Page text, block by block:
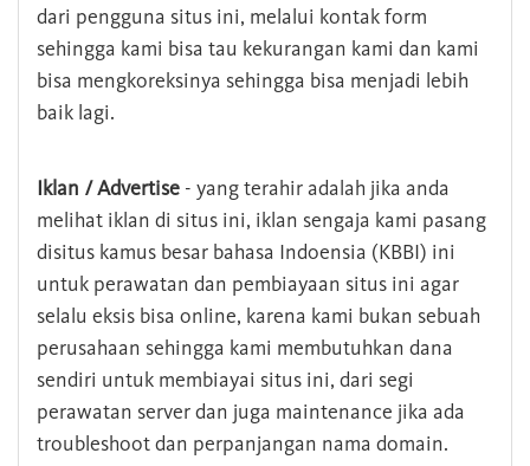
dari pengguna situs ini, melalui kontak form
sehingga kami bisa tau kekurangan kami dan kami
bisa mengkoreksinya sehingga bisa menjadi lebih
baik lagi.
Iklan / Advertise - yang terahir adalah jika anda
melihat iklan di situs ini, iklan sengaja kami pasang
disitus kamus besar bahasa Indoensia (KBBI) ini
untuk perawatan dan pembiayaan situs ini agar
selalu eksis bisa online, karena kami bukan sebuah
perusahaan sehingga kami membutuhkan dana
sendiri untuk membiayai situs ini, dari segi
perawatan server dan juga maintenance jika ada
troubleshoot dan perpanjangan nama domain.